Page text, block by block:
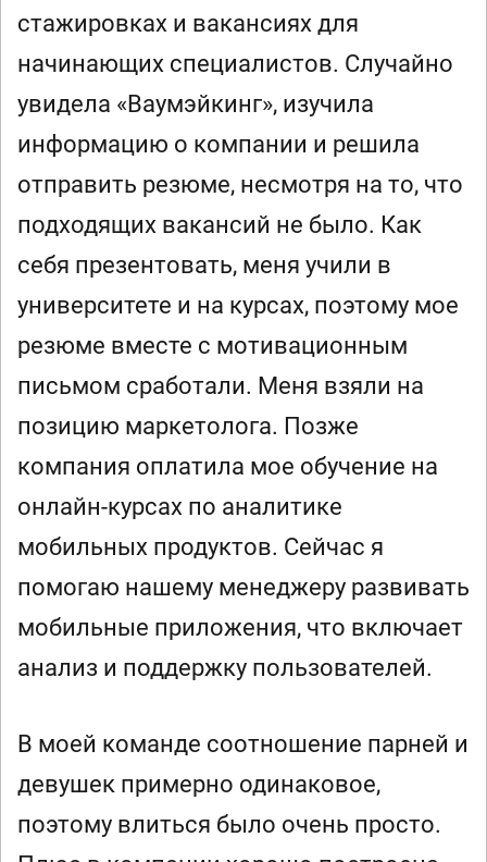
стажировках и вакансиях для
начинающих специалистов. Случайно
увидела «Ваумэйкинг», изучила
информацию о компании и решила
отправить резюме, несмотря на то, что
подходящих вакансий не было. Как
себя презентовать, меня учили в
университете и на курсах, поэтому мое
резюме вместе с мотивационным
письмом сработали. Меня взяли на
позицию маркетолога. Позже
компания оплатила мое обучение на
онлайн-курсах по аналитике
мобильных продуктов. Сейчас я
помогаю нашему менеджеру развивать
мобильные приложения, что включает
анализ и поддержку пользователей.
В моей команде соотношение парней и
девушек примерно одинаковое,
поэтому влиться было очень просто.